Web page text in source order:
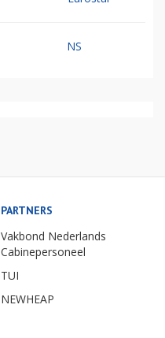
NS
PARTNERS
Vakbond Nederlands
Cabinepersoneel
TUI
NEWHEAP